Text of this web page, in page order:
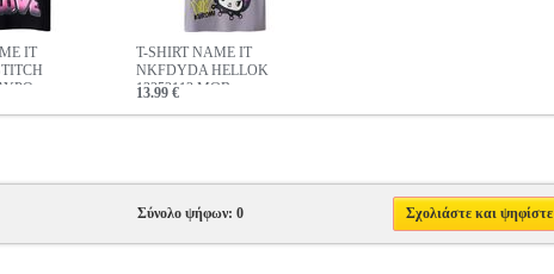
IT
T-SHIRT NAME IT
NKFDYDA HELLOK
13252113 ΜΩΒ
13.99 €
Σύνολο ψήφων: 0 Σχολιάστε και ψηφίστε